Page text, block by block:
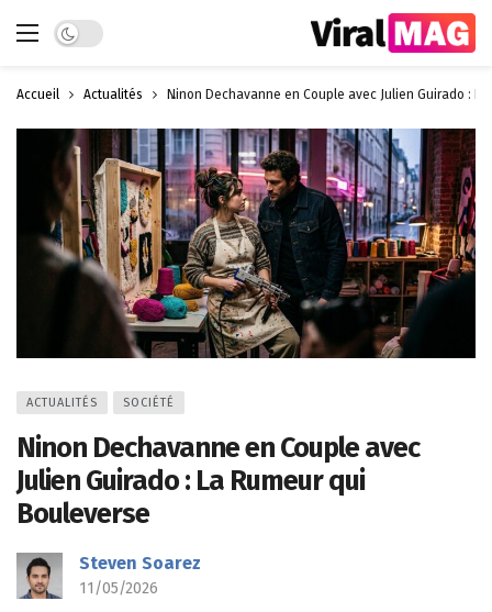
Dark mode
Accueil Actualités Ninon Dechavanne en Couple avec Julien Guirado :
ACTUALITÉS SOCIÉTÉ
Ninon Dechavanne en Couple avec
Julien Guirado : La Rumeur qui
Bouleverse
Steven Soarez
11/05/2026